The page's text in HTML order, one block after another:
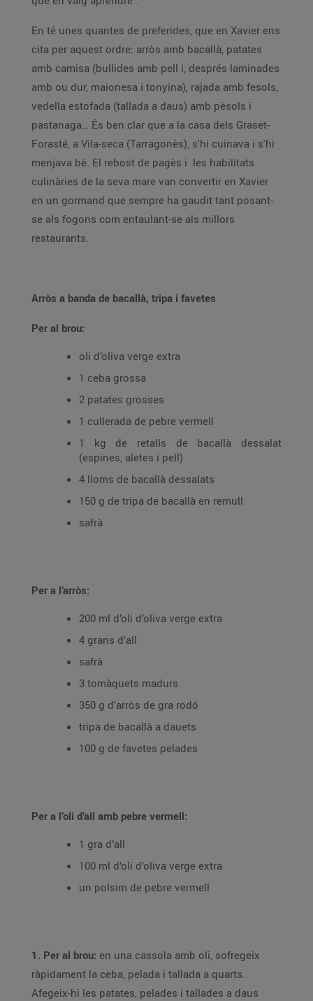
En té unes quantes de preferides, que en Xavier ens
cita per aquest ordre: arròs amb bacallà, patates
amb camisa (bullides amb pell i, després laminades
amb ou dur, maionesa i tonyina), rajada amb fesols,
vedella estofada (tallada a daus) amb pèsols i
pastanaga… És ben clar que a la casa dels Graset-
Forasté, a Vila-seca (Tarragonès), s'hi cuinava i s'hi
menjava bé. El rebost de pagès i les habilitats
culinàries de la seva mare van convertir en Xavier
en un gormand que sempre ha gaudit tant posant-
se als fogons com entaulant-se als millors
restaurants.
Arròs a banda de bacallà, tripa i favetes
Per al brou:
oli d’oliva verge extra
1 ceba grossa
2 patates grosses
1 cullerada de pebre vermell
1 kg de retalls de bacallà dessalat
(espines, aletes i pell)
4 lloms de bacallà dessalats
150 g de tripa de bacallà en remull
safrà
Per a l’arròs:
200 ml d’oli d’oliva verge extra
4 grans d’all
safrà
3 tomàquets madurs
350 g d’arròs de gra rodó
tripa de bacallà a dauets
100 g de favetes pelades
Per a l’oli d’all amb pebre vermell:
1 gra d’all
100 ml d’oli d’oliva verge extra
un polsim de pebre vermell
1. Per al brou: en una cassola amb oli, sofregeix
ràpidament la ceba, pelada i tallada a quarts.
Afegeix-hi les patates, pelades i tallades a daus